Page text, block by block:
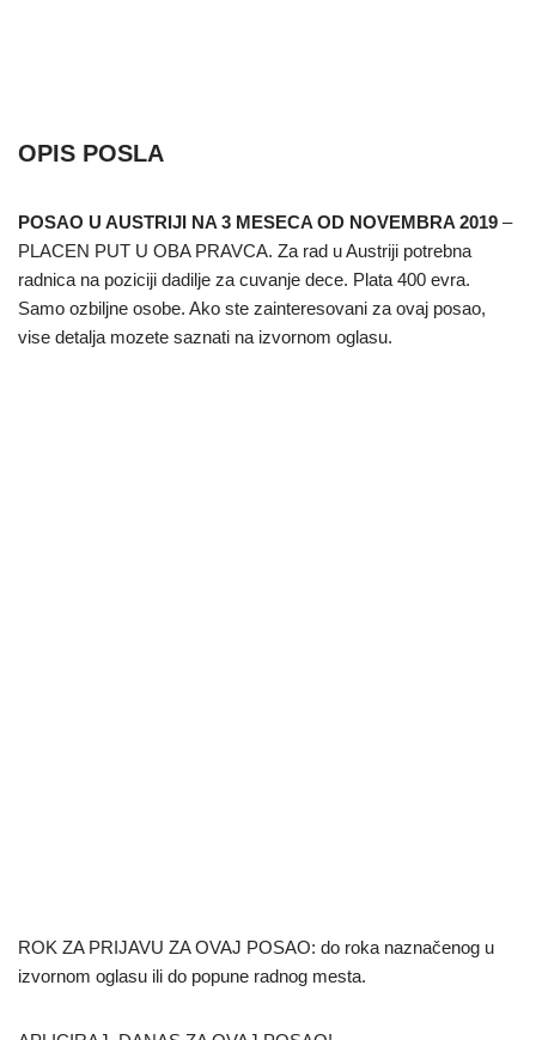
OPIS POSLA
POSAO U AUSTRIJI NA 3 MESECA OD NOVEMBRA 2019 –
PLACEN PUT U OBA PRAVCA. Za rad u Austriji potrebna
radnica na poziciji dadilje za cuvanje dece. Plata 400 evra.
Samo ozbiljne osobe. Ako ste zainteresovani za ovaj posao,
vise detalja mozete saznati na izvornom oglasu.
ROK ZA PRIJAVU ZA OVAJ POSAO: do roka naznačenog u
izvornom oglasu ili do popune radnog mesta.